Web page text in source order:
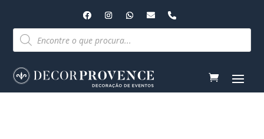
Pesquisar
produtos